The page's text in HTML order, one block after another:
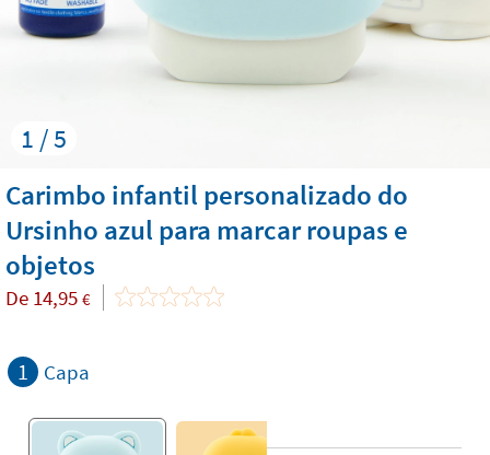
1 / 5
Carimbo infantil personalizado do
Ursinho azul para marcar roupas e
objetos
De 14,95 €
1 Capa